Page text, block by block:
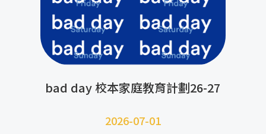
bad day 校本家庭教育計劃26-27
2026-07-01